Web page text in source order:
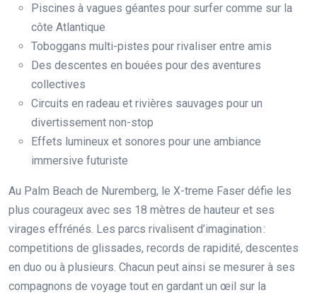
Piscines à vagues géantes pour surfer comme sur la
côte Atlantique
Toboggans multi-pistes pour rivaliser entre amis
Des descentes en bouées pour des aventures
collectives
Circuits en radeau et rivières sauvages pour un
divertissement non-stop
Effets lumineux et sonores pour une ambiance
immersive futuriste
Au Palm Beach de Nuremberg, le X-treme Faser défie les
plus courageux avec ses 18 mètres de hauteur et ses
virages effrénés. Les parcs rivalisent d’imagination :
competitions de glissades, records de rapidité, descentes
en duo ou à plusieurs. Chacun peut ainsi se mesurer à ses
compagnons de voyage tout en gardant un œil sur la